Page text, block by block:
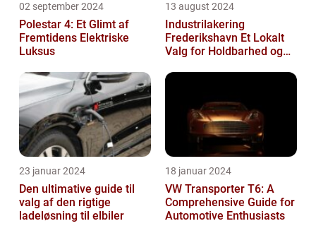
02 september 2024
Polestar 4: Et Glimt af
Fremtidens Elektriske
Luksus
13 august 2024
Industrilakering
Frederikshavn Et Lokalt
Valg for Holdbarhed og
23 januar 2024
Den ultimative guide til
valg af den rigtige
ladeløsning til elbiler
18 januar 2024
VW Transporter T6: A
Comprehensive Guide for
Automotive Enthusiasts